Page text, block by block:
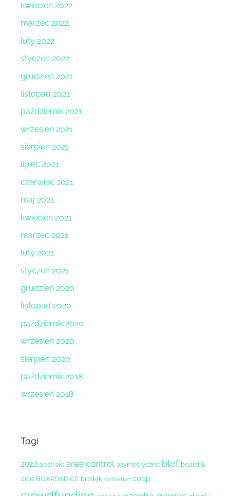
kwiecień 2022
marzec 2022
luty 2022
styczeń 2022
grudzień 2021
listopad 2021
październik 2021
wrzesień 2021
sierpień 2021
lipiec 2021
czerwiec 2021
maj 2021
kwiecień 2021
marzec 2021
luty 2021
styczeń 2021
grudzień 2020
listopad 2020
październik 2020
wrzesień 2020
sierpień 2020
październik 2018
wrzesień 2018
Tagi
2022 abstrakt area control asymetryczna blef board &
dice BOARD&DICE brzdęk civilization coop